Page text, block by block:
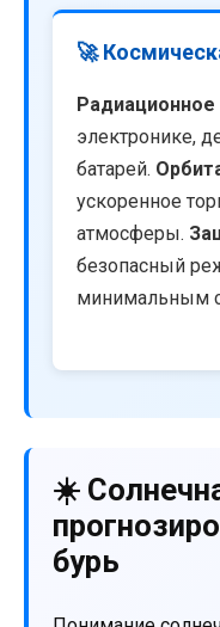
🚀
Радиационное
электронике,
батарей.
ускоренное
атмосферы.
безопасный
минимальным
☀️
бурь